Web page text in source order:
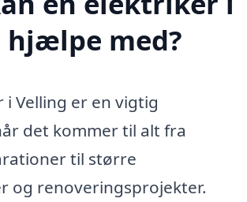
hjælpe med?
i Velling er en vigtig
det kommer til alt fra
til større
og renoveringsprojekter.